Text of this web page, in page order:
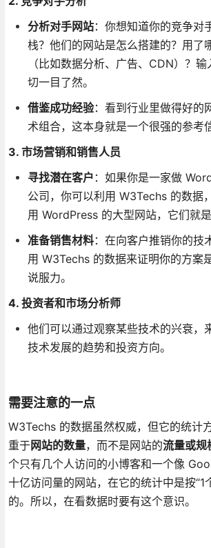
分析对手网站：你想知道你的竞争对
栈？他们的网站是怎么搭建的？用了
（比如数据分析、广告、CDN）？
切一目了然。
借鉴成功经验：看到行业里做得好的
术组合，这本身就是一个很强的参考
3. 市场营销和销售人员
寻找潜在客户 ：如果你是一家做
公司，你可以利用 W3Techs 的数据
用 WordPress 的大型网站，它们就是
准备销售材料：在向客户推销你的技
用 W3Techs 的数据来证明你的方案
说服力。
4. 投资者和市场分析师
他们可以通过观察某些技术的兴衰，
技术发展的趋势和投资方向。
需要注意的一点
W3Techs 的数据虽然权威，但它的统计
重于网站的数量，而不是网站的流量或规
个只有几个人访问的小博客和一个像
十亿访问量的网站，在它的统计中是按“1
的。所以，在看数据时要有这个意识。